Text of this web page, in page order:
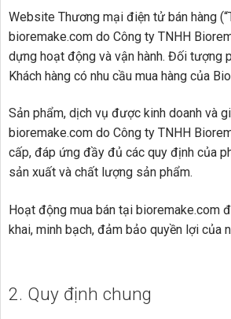
Website Thương mại điện tử bán hàng
bioremake.com do Công ty TNHH
dựng hoạt động và vận hành. Đối tượng
Khách hàng có nhu cầu mua hàng của
Sản phẩm, dịch vụ được kinh doanh và
bioremake.com do Công ty TNHH
cấp, đáp ứng đầy đủ các quy định của
sản xuất và chất lượng sản phẩm.
Hoạt động mua bán tại bioremake.com
khai, minh bạch, đảm bảo quyền lợi của
2. Quy định chung